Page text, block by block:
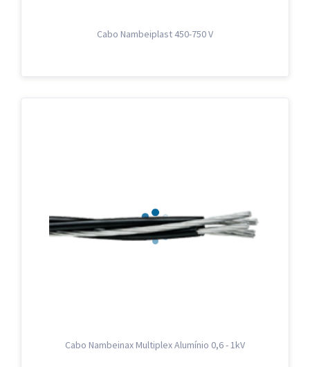
Cabo Nambeiplast 450-750 V
Cabo Nambeinax Multiplex Alumínio 0,6 - 1kV